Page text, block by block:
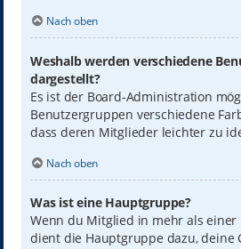
Nach oben
Weshalb werden verschiedene
dargestellt?
Es ist der Board-Administration
Benutzergruppen verschiedene
dass deren Mitglieder leichter zu
Nach oben
Was ist eine Hauptgruppe?
Wenn du Mitglied in mehr als
dient die Hauptgruppe dazu, deine